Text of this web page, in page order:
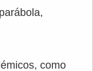
como